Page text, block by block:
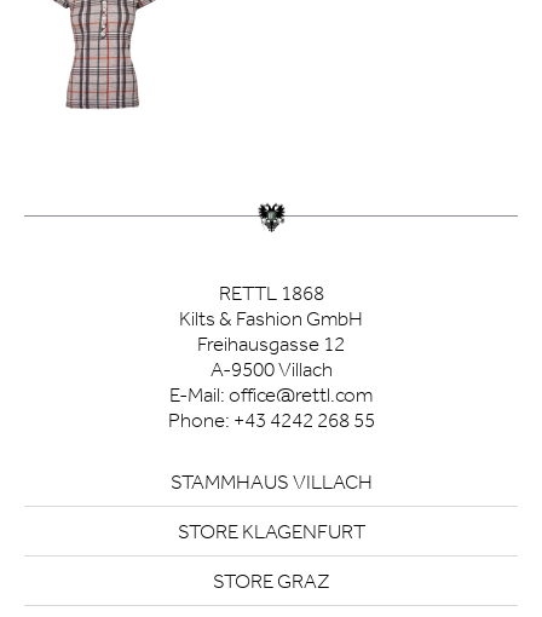
RETTL 1868
Kilts & Fashion GmbH
Freihausgasse 12
A-9500 Villach
E-Mail: office@rettl.com
Phone: +43 4242 268 55
STAMMHAUS VILLACH
STORE KLAGENFURT
STORE GRAZ